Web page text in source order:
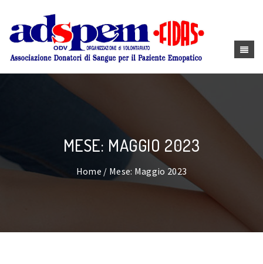
MESE: MAGGIO 2023
Home / Mese: Maggio 2023